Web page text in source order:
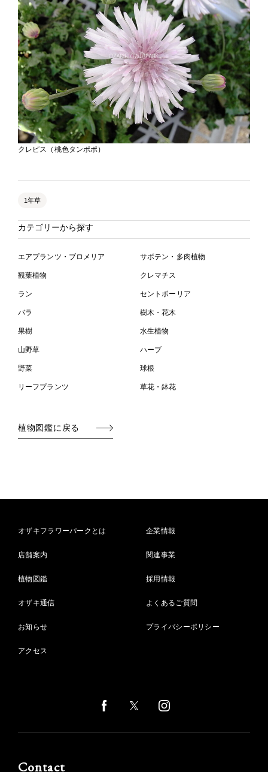
クレピス（桃色タンポポ）
1年草
カテゴリーから探す
エアプランツ・ブロメリア サボテン・多肉植物
観葉植物 クレマチス
ラン セントポーリア
バラ 樹木・花木
果樹 水生植物
山野草 ハーブ
野菜 球根
リーフプランツ 草花・鉢花
植物図鑑に戻る
オザキフラワーパークとは
店舗案内
植物図鑑
オザキ通信
お知らせ
アクセス
企業情報
関連事業
採用情報
よくあるご質問
プライバシーポリシー
Contact